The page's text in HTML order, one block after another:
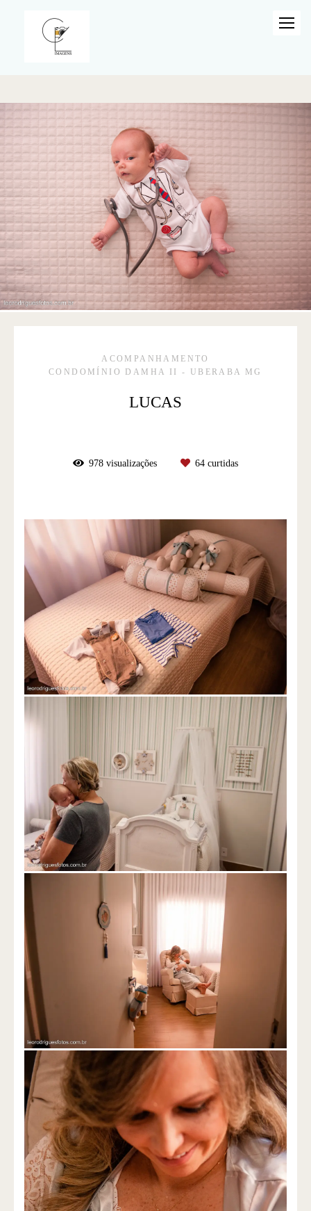
ACOMPANHAMENTO
CONDOMÍNIO DAMHA II - UBERABA MG
LUCAS
978 visualizações 64 curtidas